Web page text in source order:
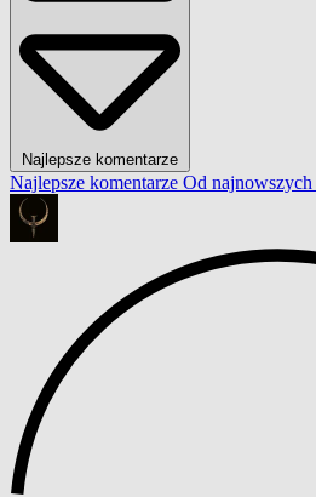
Najlepsze komentarze
Najlepsze komentarze Od najnowszych